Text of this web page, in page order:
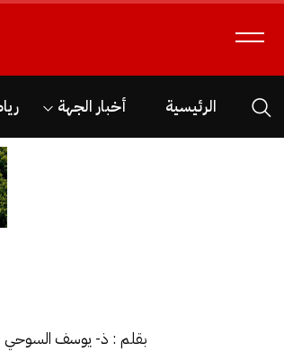
الرئيسية أخبار الجهة
بقلم : ذ- يوسف السوحي